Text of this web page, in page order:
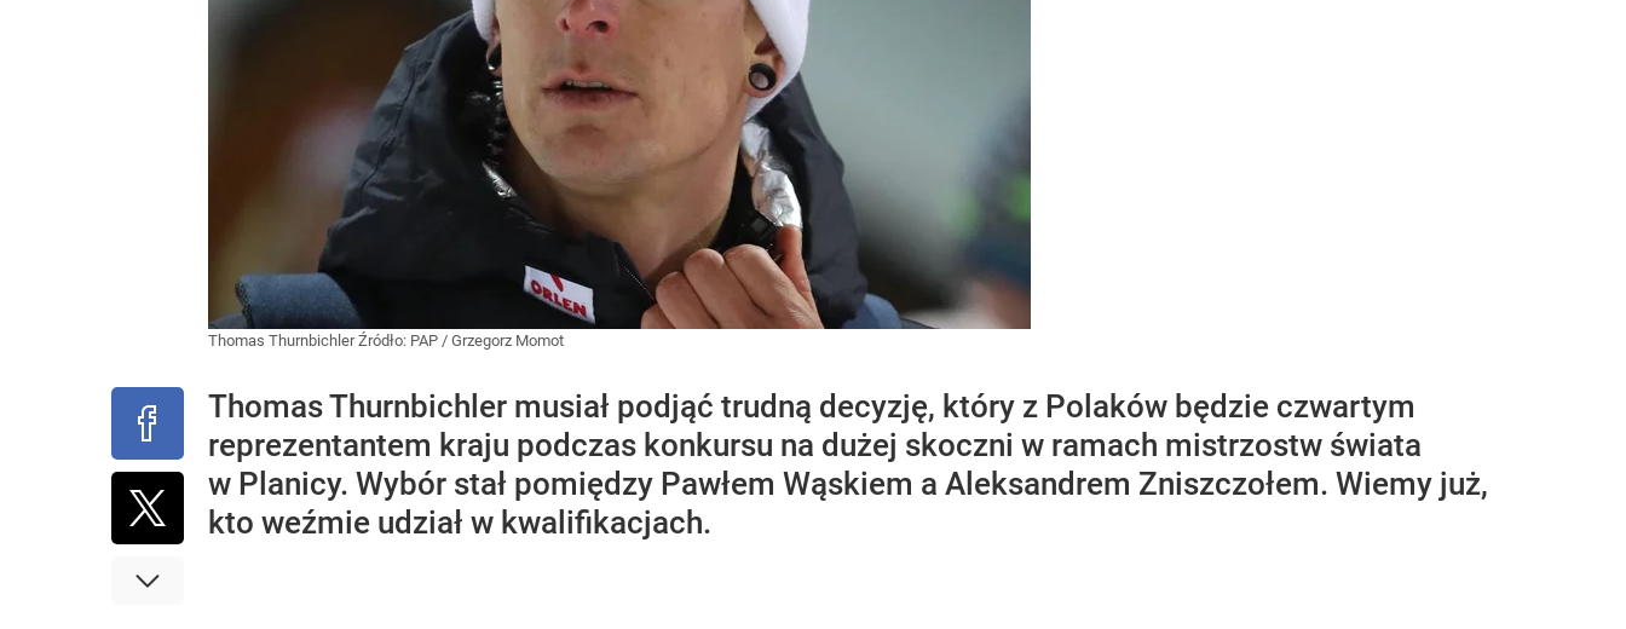
Thomas ThurnbichlerŹródło: PAP / Grzegorz Momot
Thomas Thurnbichler musiał podjąć trudną decyzję, który z Polaków będzie czwartym
reprezentantem kraju podczas konkursu na dużej skoczni w ramach mistrzostw świata
w Planicy. Wybór stał pomiędzy Pawłem Wąskiem a Aleksandrem Zniszczołem. Wiemy już,
kto weźmie udział w kwalifikacjach.